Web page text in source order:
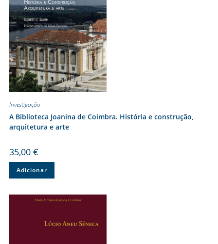
Investigação
A Biblioteca Joanina de Coimbra. História e construção,
arquitetura e arte
35,00 €
Adicionar